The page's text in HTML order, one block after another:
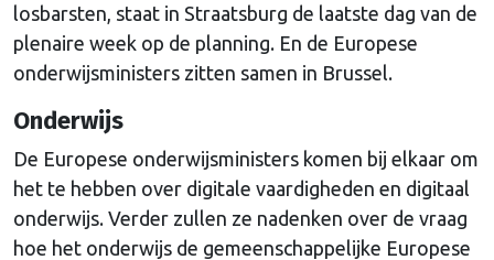
losbarsten, staat in Straatsburg de laatste dag van de
plenaire week op de planning. En de Europese
onderwijsministers zitten samen in Brussel.
Onderwijs
De Europese onderwijsministers komen bij elkaar om
het te hebben over digitale vaardigheden en digitaal
onderwijs. Verder zullen ze nadenken over de vraag
hoe het onderwijs de gemeenschappelijke Europese